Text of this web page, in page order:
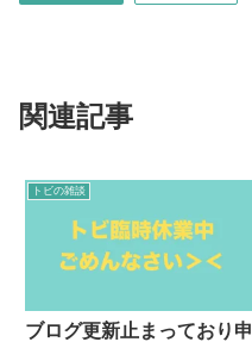
関連記事
トビの雑談
ブログ更新止まっており申